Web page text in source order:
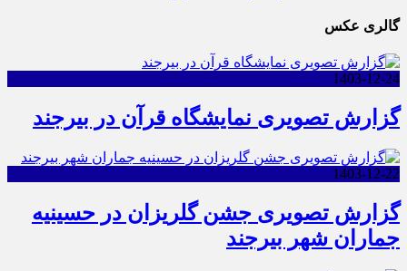
گالری عکس
1403-12-24
گزارش تصویری نمایشگاه قرآن در بیرجند
1403-12-22
گزارش تصویری جشن گلریزان در حسینیه
جماران شهر بیرجند